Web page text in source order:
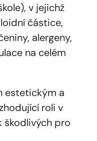
v jejichž
částice,
alergeny,
na celém
estetickým a
roli v
škodlivých pro